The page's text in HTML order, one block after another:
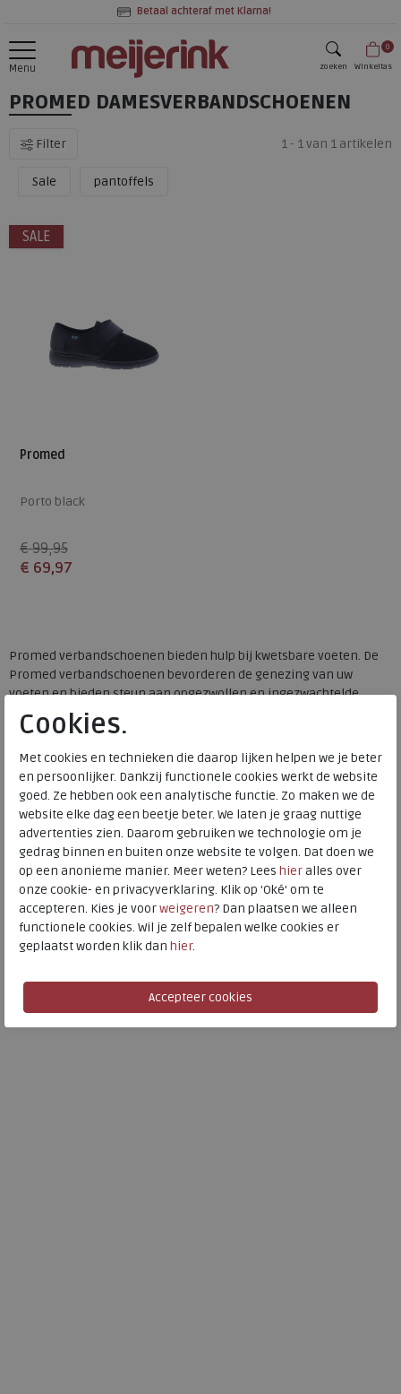
Betaal achteraf met Klarna!
Menu zoeken
0
Winkeltas
zoeken
PROMED DAMESVERBANDSCHOENEN
Filter 1 - 1 van 1 artikelen
Sale pantoffels
SALE
Promed
Porto black
€ 99,95
€ 69,97
Promed verbandschoenen bieden hulp bij kwetsbare voeten. De
Promed verbandschoenen bevorderen de genezing van uw
voeten en bieden steun aan opgezwollen en ingezwachtelde
voeten. Heeft u last van oedeem, huidontstekingen of andere
voetproblemen? Dan zijn de verbandschoenen voor dames en
van Promed een uitkomst! Bij Meijerink Schoenen hebben
diverse maten en modellen Promed verbandschoenen. De
Promed verbandpantoffels zijn ideaal en bieden comfort aan uw
pijnlijke voeten.
Meijerink Schoenen biedt een uitgebreide collectie comfort
schoenen voor dames en heren. Onze schoenencollectie omvat
merkschoenen van diverse merken, zoalsJoya , de zachtste
schoenen ter wereld,Xsensible StretchwalkerenFinn Comfort
bestelt bij ons zonder risico en kunt uw schoenen altijd volgens
onze voorwaarden ruilen en retourneren.
Cookies.
Met cookies en technieken die daarop lijken helpen we je beter
en persoonlijker. Dankzij functionele cookies werkt de website
goed. Ze hebben ook een analytische functie. Zo maken we de
website elke dag een beetje beter. We laten je graag nuttige
advertenties zien. Daarom gebruiken we technologie om je
gedrag binnen en buiten onze website te volgen. Dat doen we
op een anonieme manier. Meer weten? Lees hieralles over
onze cookie- en privacyverklaring. Klik op 'Oké' om te
accepteren. Kies je voorweigeren? Dan plaatsen we alleen
functionele cookies. Wil je zelf bepalen welke cookies er
geplaatst worden klik dan hier.